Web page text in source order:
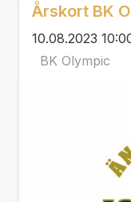
Årskort BK
10.08.2023
BK Olympic